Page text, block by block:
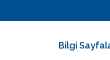
Bilgi